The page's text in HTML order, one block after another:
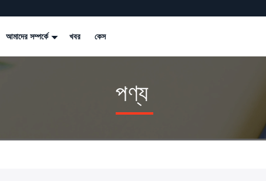
আমাদের সম্পর্কে খবর কেস
পণ্য